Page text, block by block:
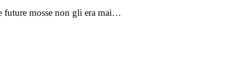
future mosse non gli era mai…